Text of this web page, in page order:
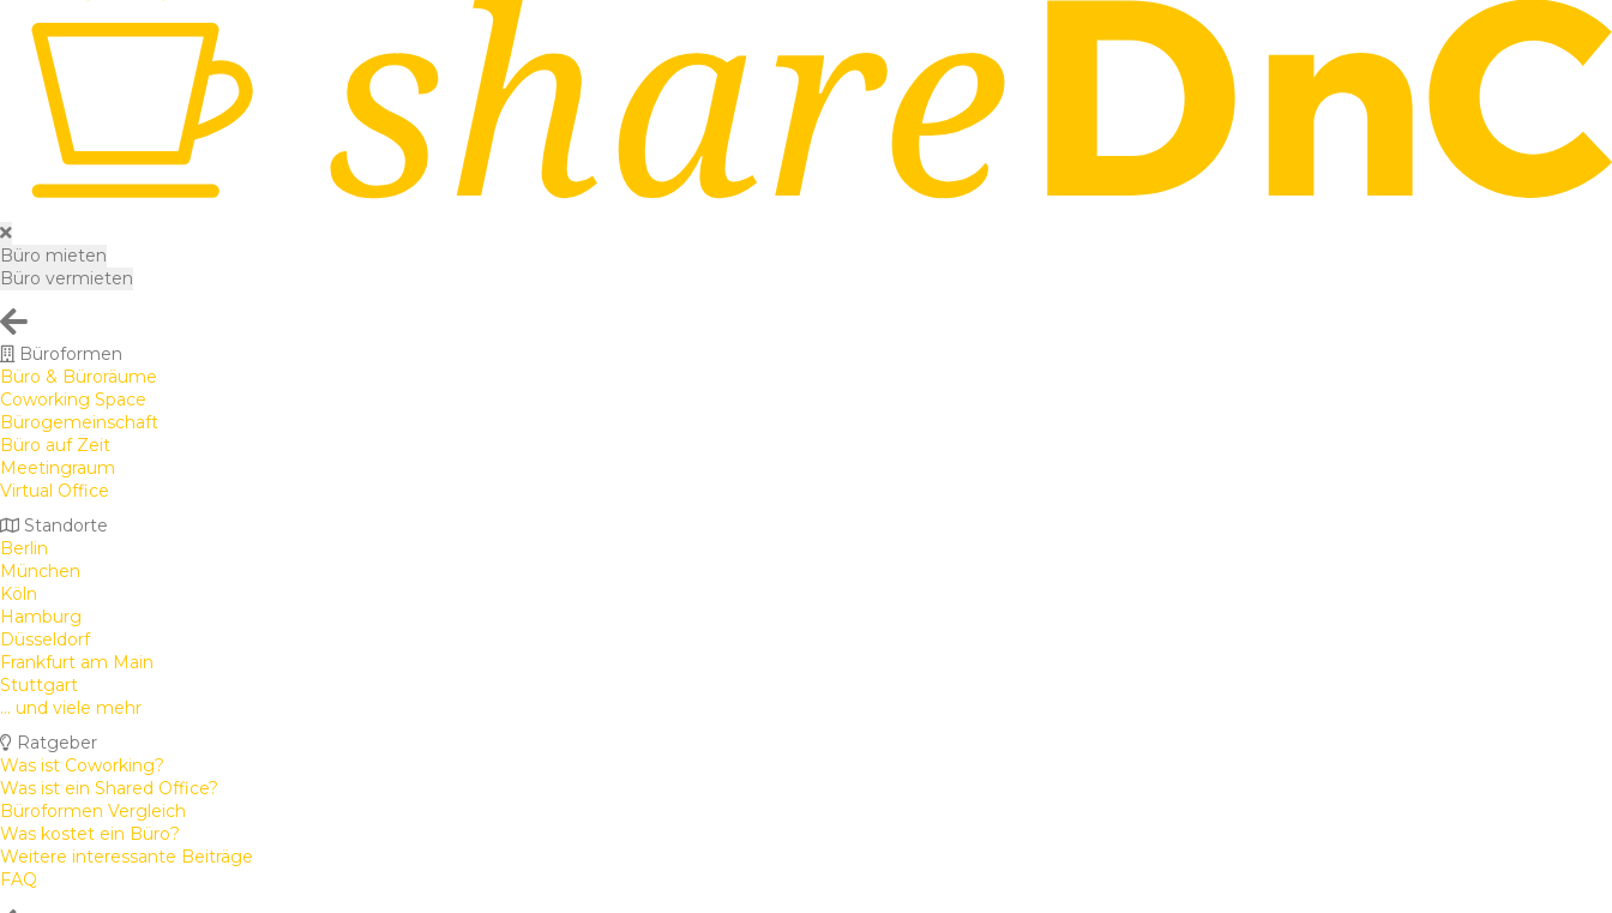
Büro mieten
Büro vermieten
Büroformen
Büro & Büroräume
Coworking Space
Bürogemeinschaft
Büro auf Zeit
Meetingraum
Virtual Office
Standorte
Berlin
München
Köln
Hamburg
Düsseldorf
Frankfurt am Main
Stuttgart
... und viele mehr
Ratgeber
Was ist Coworking?
Was ist ein Shared Office?
Büroformen Vergleich
Was kostet ein Büro?
Weitere interessante Beiträge
FAQ